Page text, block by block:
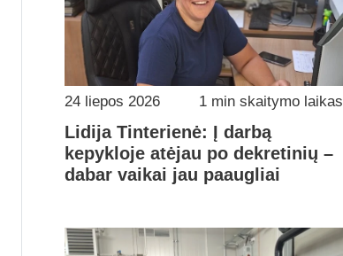
24 liepos 2026 1 min skaitymo laikas
Lidija Tinterienė: Į darbą
kepykloje atėjau po dekretinių –
dabar vaikai jau paaugliai